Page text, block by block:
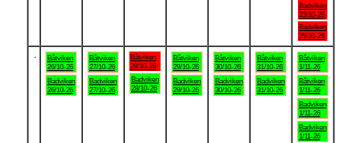
Badviken
25/10-26
Badviken
25/10-26
Båtviken
26/10-26
Badviken
26/10-26
Båtviken
27/10-26
Badviken
27/10-26
Båtviken
28/10-26
Badviken
28/10-26
Båtviken
29/10-26
Badviken
29/10-26
Båtviken
30/10-26
Badviken
30/10-26
Båtviken
31/10-26
Badviken
31/10-26
Båtviken
1/11-26
Båtviken
1/11-26
Badviken
1/11-26
Badviken
1/11-26